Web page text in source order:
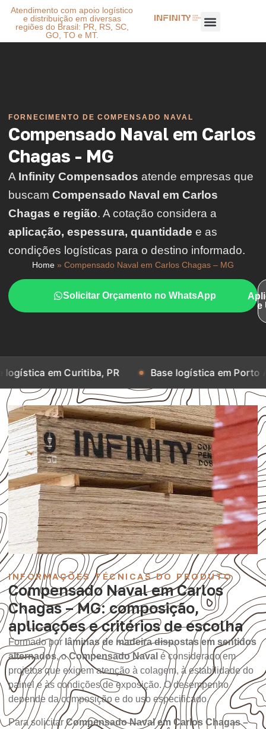
Atendimento com apoio logístico
e distribuição em diversas
regiões do Brasil: PR, RS, SC,
GO, TO e MT.
FORNECIMENTO DE COMPENSADO NAVAL
Compensado Naval em Carlos
Chagas - MG
A Infinity Compensados atende empresas que
buscam Compensado Naval em Carlos
Chagas e região. A cotação considera a
aplicação, espessura, quantidade e as
condições logísticas para o destino informado.
Home » Compensado Naval em Carlos Chagas – MG
Solicitar Orçamento no WhatsApp
e
Curitiba, PR Base logística em Porto Alegre, RS
INFORMAÇÕES TÉCNICAS DO PRODUTO
Compensado Naval em Carlos
Chagas – MG: composição,
aplicações e critérios de escolha
Formado por lâminas de madeira dispostas em sentidos
alternados, oCompensado Naval é considerado em
projetos que exigem atenção à colagem, à estabilidade do
painel e às condições de exposição. O desempenho
depende da composição e do uso especificado.
Para solicitar Compensado Naval em Carlos Chagas –